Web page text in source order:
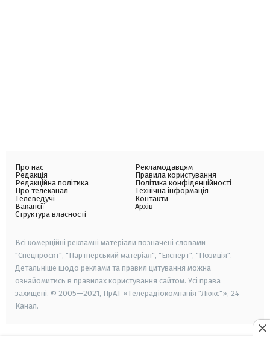
Про нас
Редакція
Редакційна політика
Про телеканал
Телеведучі
Вакансії
Структура власності
Рекламодавцям
Правила користування
Політика конфіденційності
Технічна інформація
Контакти
Архів
Всі комерційні рекламні матеріали позначені словами
"Спецпроєкт", "Партнерський матеріал", "Експерт", "Позиція".
Детальніше щодо реклами та правил цитування можна
ознайомитись в правилах користування сайтом. Усі права
захищені. © 2005—2021, ПрАТ «Телерадіокомпанія "Люкс"», 24
Канал.